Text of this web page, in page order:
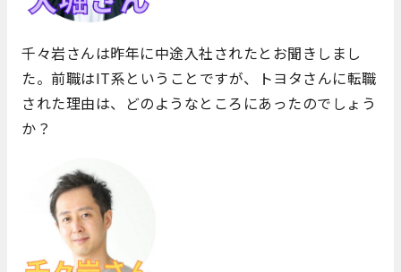
千々岩さんは昨年に中途入社されたとお聞きしまし
た。前職はIT系ということですが、トヨタさんに転職
された理由は、どのようなところにあったのでしょう
か？